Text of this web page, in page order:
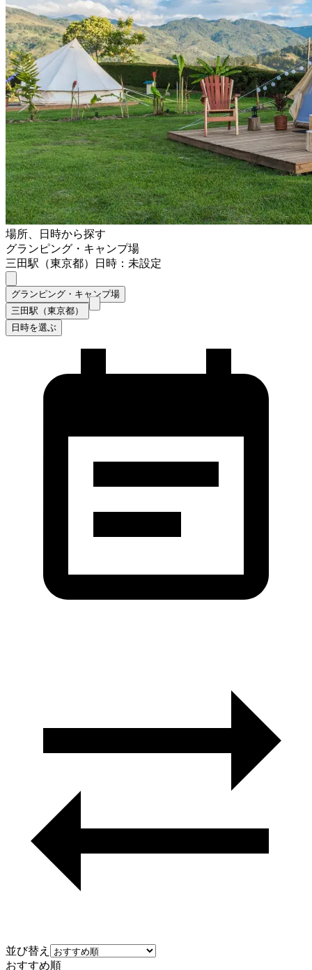
場所、日時から探す
グランピング・キャンプ場
三田駅（東京都）
日時：未設定
グランピング・キャンプ場
三田駅（東京都）
日時を選ぶ
並び替え
おすすめ順